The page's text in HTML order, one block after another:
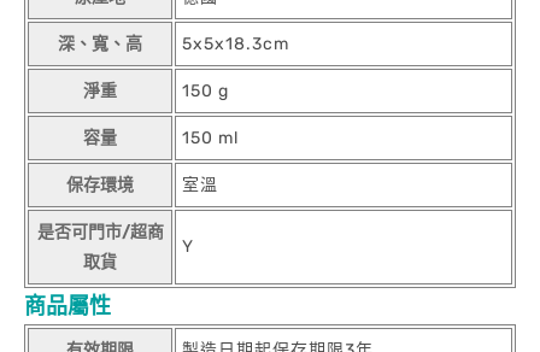
深、寬、高 5x5x18.3cm
淨重 150 g
容量 150 ml
保存環境 室溫
是否可門市/超商
取貨
Y
商品屬性